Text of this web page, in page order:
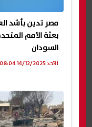
مصر تدين بأشد
بعثة الأمم
السودان
الأحد 14/12/2025 08:04 م